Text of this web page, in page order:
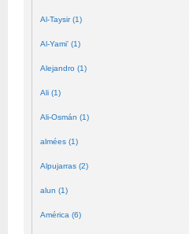
Al-Taysir (1)
Al-Yami' (1)
Alejandro (1)
Ali (1)
Ali-Osmán (1)
almées (1)
Alpujarras (2)
alun (1)
América (6)